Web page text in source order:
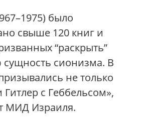
было
свыше 120 книг и
“раскрыть”
сущность сионизма. В
не только
с Геббельсом»,
МИД Израиля.